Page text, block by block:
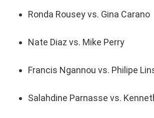
Ronda Rousey vs. Gina Carano
Nate Diaz vs. Mike Perry
Francis Ngannou vs. Philipe
Salahdine Parnasse vs.